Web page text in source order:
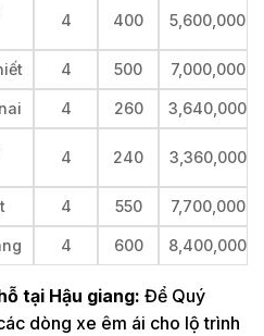
4 400 5,600,000
4 500 7,000,000
4 260 3,640,000
4 240 3,360,000
4 550 7,700,000
4 600 8,400,000
tại Hậu giang: Để Quý
dòng xe êm ái cho lộ trình